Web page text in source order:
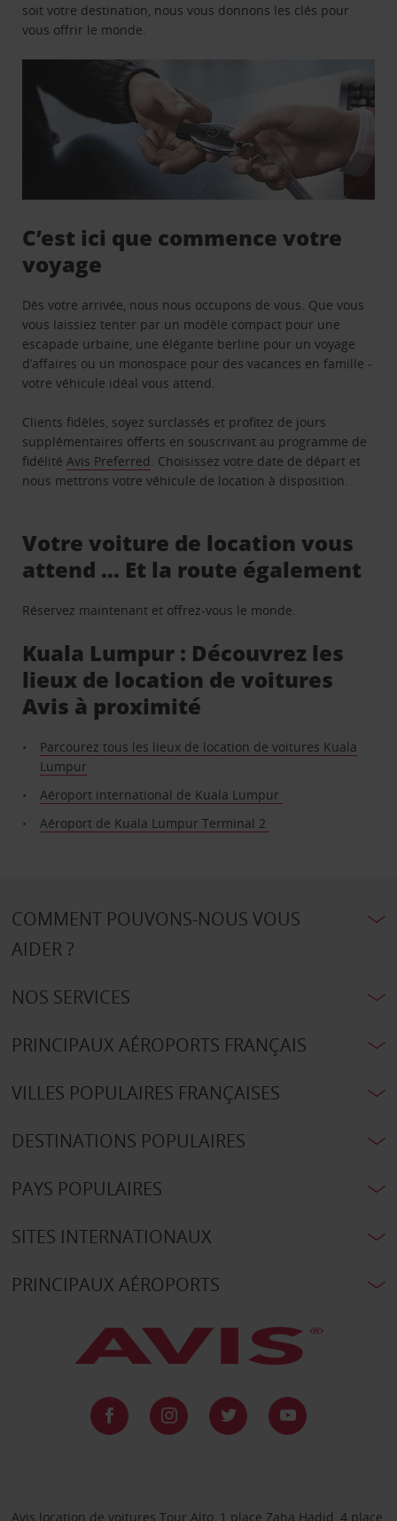
soit votre destination, nous vous donnons les clés pour
vous offrir le monde.
C’est ici que commence votre
voyage
Dès votre arrivée, nous nous occupons de vous. Que vous
vous laissiez tenter par un modèle compact pour une
escapade urbaine, une élégante berline pour un voyage
d’affaires ou un monospace pour des vacances en famille -
votre véhicule idéal vous attend.
Clients fidèles, soyez surclassés et profitez de jours
supplémentaires offerts en souscrivant au programme de
fidélitéAvis Preferred. Choisissez votre date de départ et
nous mettrons votre véhicule de location à disposition.
Votre voiture de location vous
attend … Et la route également
Réservez maintenant et offrez-vous le monde.
Kuala Lumpur : Découvrez les
lieux de location de voitures
Avis à proximité
Parcourez tous les lieux de location de voitures Kuala
Lumpur
Aéroport international de Kuala Lumpur
Aéroport de Kuala Lumpur Terminal 2
COMMENT POUVONS-NOUS VOUS
AIDER ?
NOS SERVICES
PRINCIPAUX AÉROPORTS FRANÇAIS
VILLES POPULAIRES FRANÇAISES
DESTINATIONS POPULAIRES
PAYS POPULAIRES
SITES INTERNATIONAUX
PRINCIPAUX AÉROPORTS
Avis location de voitures Tour Alto, 1 place Zaha Hadid, 4 place